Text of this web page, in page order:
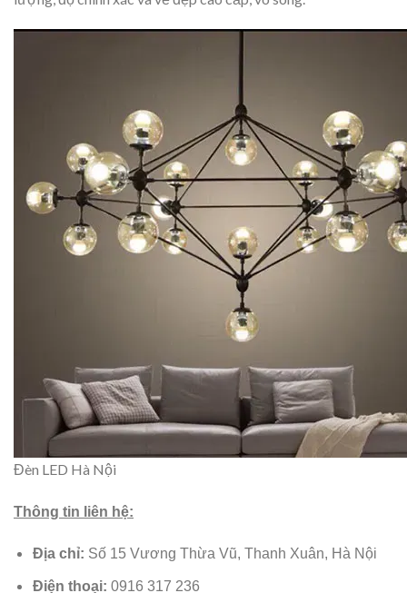
Đèn LED Hà Nội
Thông tin liên hệ:
Địa chỉ: Số 15 Vương Thừa Vũ, Thanh Xuân, Hà Nội
Điện thoại: 0916 317 236